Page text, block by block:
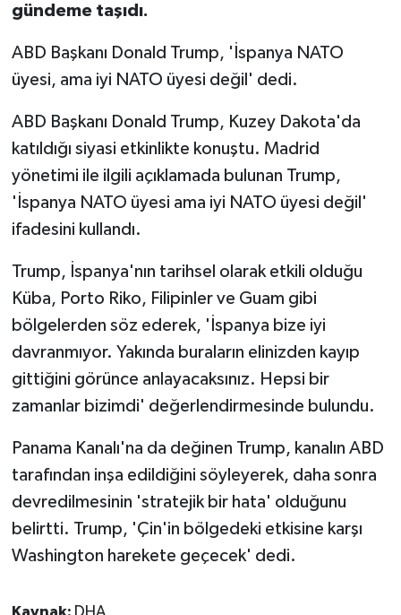
gündeme taşıdı.
ABD Başkanı Donald Trump, 'İspanya NATO
üyesi, ama iyi NATO üyesi değil' dedi.
ABD Başkanı Donald Trump, Kuzey Dakota'da
katıldığı siyasi etkinlikte konuştu. Madrid
yönetimi ile ilgili açıklamada bulunan Trump,
'İspanya NATO üyesi ama iyi NATO üyesi değil'
ifadesini kullandı.
Trump, İspanya'nın tarihsel olarak etkili olduğu
Küba, Porto Riko, Filipinler ve Guam gibi
bölgelerden söz ederek, 'İspanya bize iyi
davranmıyor. Yakında buraların elinizden kayıp
gittiğini görünce anlayacaksınız. Hepsi bir
zamanlar bizimdi' değerlendirmesinde bulundu.
Panama Kanalı'na da değinen Trump, kanalın ABD
tarafından inşa edildiğini söyleyerek, daha sonra
devredilmesinin 'stratejik bir hata' olduğunu
belirtti. Trump, 'Çin'in bölgedeki etkisine karşı
Washington harekete geçecek' dedi.